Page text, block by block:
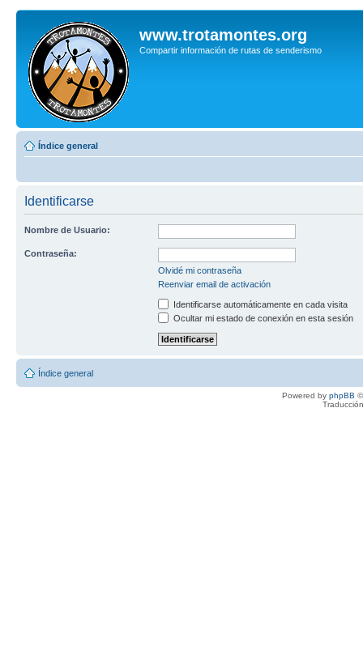
www.trotamontes.org
Compartir información de rutas de senderismo
Índice general
Identificarse
Nombre de Usuario:
Contraseña:
Olvidé mi contraseña
Reenviar email de activación
Identificarse automáticamente en cada visita
Ocultar mi estado de conexión en esta sesión
Índice general
Powered by phpBB